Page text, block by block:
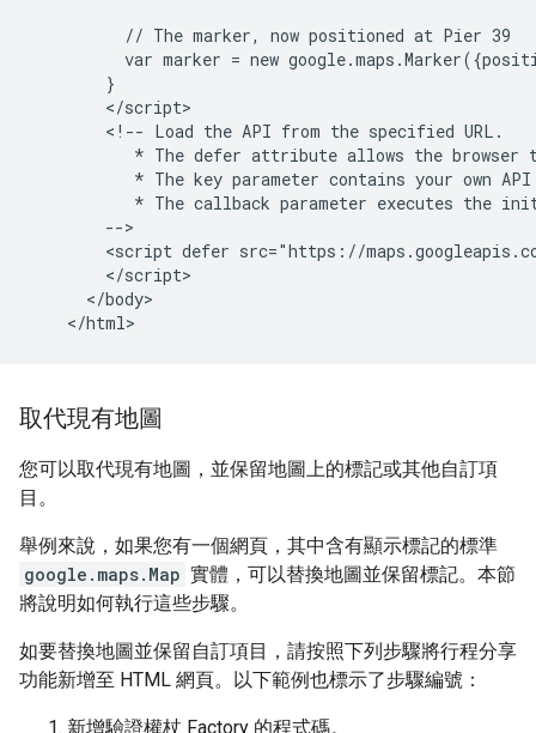
          // The marker, now positioned at Pier 39
var marker = new
        }
        </script>
        <!-- Load the API from the specified URL.
* The defer attribute allows the browser
* The key parameter contains your own API
* The callback parameter executes the
        -->
<script defer src="https://
        </script>
      </body>
取代現有地圖
您可以取代現有地圖，並保留地圖上的標記或其他自訂項
目。
舉例來說，如果您有一個網頁，其中含有顯示標記的標準
google.maps.Map 實體，可以替換地圖並保留標記。本節
將說明如何執行這些步驟。
如要替換地圖並保留自訂項目，請按照下列步驟將行程分享
功能新增至 HTML 網頁。以下範例也標示了步驟編號：
新增驗證權杖 Factory 的程式碼。